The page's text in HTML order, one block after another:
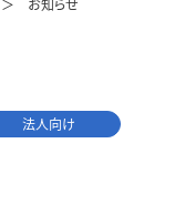
お知らせ
法人向け